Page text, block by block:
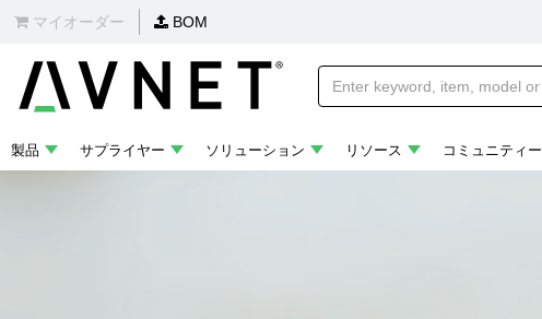
マイオーダー BOM
製品 サプライヤー ソリューション リソース コミュニティー